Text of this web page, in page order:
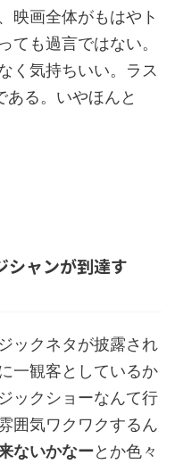
映画全体がもはやト
ても過言ではない。
く気持ちいい。ラス
ある。いやほんと
シャンが到達す
ックネタが披露され
一観客としているか
ックショーなんて行
囲気ワクワクするん
ないかなーとか色々